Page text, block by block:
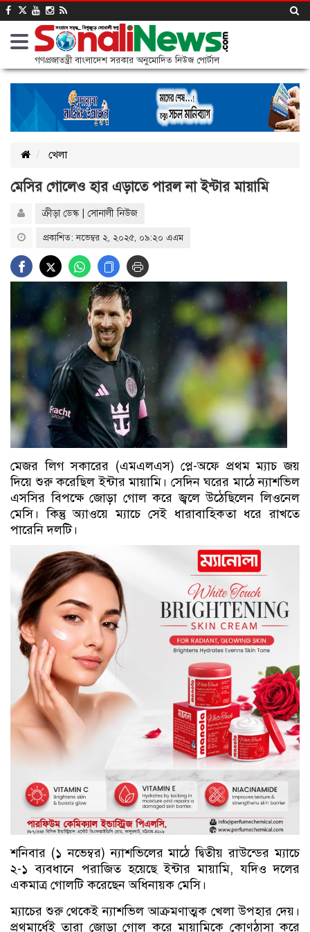
গণপ্রজাতন্ত্রী বাংলাদেশ সরকার অনুমোদিত নিউজ পোর্টাল
খেলা
মেসির গোলেও হার এড়াতে পারল না ইন্টার মায়ামি
ক্রীড়া ডেস্ক | সোনালী নিউজ
প্রকাশিত: নভেম্বর ২, ২০২৫, ০৯:২০ এএম
মেজর লিগ সকারের (এমএলএস) প্লে-অফে প্রথম ম্যাচ জয়
দিয়ে শুরু করেছিল ইন্টার মায়ামি। সেদিন ঘরের মাঠে ন্যাশভিল
এসসির বিপক্ষে জোড়া গোল করে জ্বলে উঠেছিলেন লিওনেল
মেসি। কিন্তু অ্যাওয়ে ম্যাচে সেই ধারাবাহিকতা ধরে রাখতে
পারেনি দলটি।
শনিবার (১ নভেম্বর) ন্যাশভিলের মাঠে দ্বিতীয় রাউন্ডের ম্যাচে
২-১ ব্যবধানে পরাজিত হয়েছে ইন্টার মায়ামি, যদিও দলের
একমাত্র গোলটি করেছেন অধিনায়ক মেসি।
ম্যাচের শুরু থেকেই ন্যাশভিল আক্রমণাত্মক খেলা উপহার দেয়।
প্রথমার্ধেই তারা জোড়া গোল করে মায়ামিকে কোণঠাসা করে